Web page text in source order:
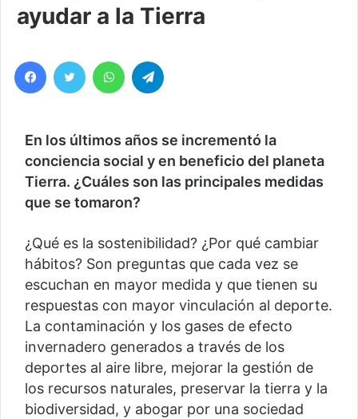
ayudar a la Tierra
Facebook
Twitter WhatsApp
En los últimos años se incrementó la
conciencia social y en beneficio del planeta
Tierra. ¿Cuáles son las principales medidas
que se tomaron?
¿Qué es la sostenibilidad? ¿Por qué cambiar
hábitos? Son preguntas que cada vez se
escuchan en mayor medida y que tienen su
respuestas con mayor vinculación al deporte.
La contaminación y los gases de efecto
invernadero generados a través de los
deportes al aire libre, mejorar la gestión de
los recursos naturales, preservar la tierra y la
biodiversidad, y abogar por una sociedad